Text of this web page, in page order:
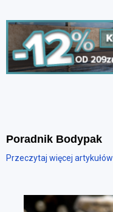
Poradnik Bodypak
Przeczytaj więcej artykułów